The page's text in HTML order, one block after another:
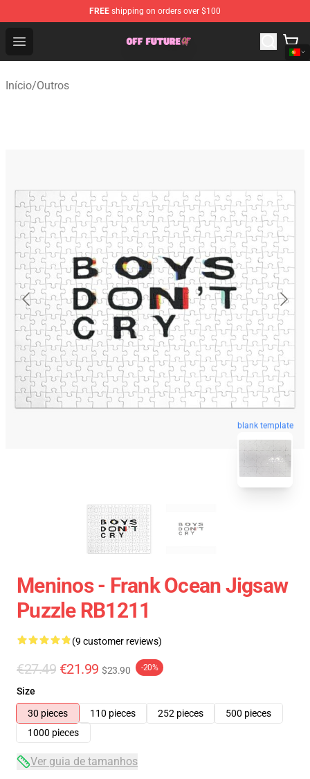
FREE shipping on orders over $100
Open menu
Odd Future Store - Official Odd Future Merchandise Shop
Início/Outros
blank template
Meninos - Frank Ocean Jigsaw
Puzzle RB1211
(9 customer reviews)
€27.49 €21.99 $23.90 -20%
Size
30 pieces
110 pieces 252 pieces
500 pieces
1000 pieces
Ver guia de tamanhos